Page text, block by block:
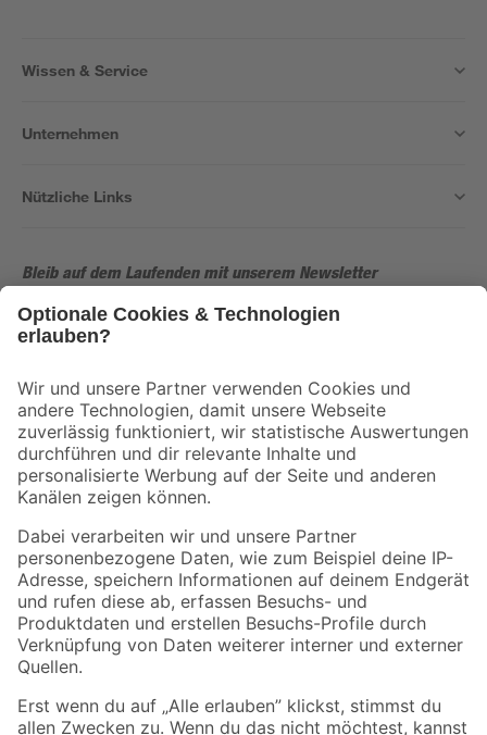
Wissen & Service
Unternehmen
Nützliche Links
Bleib auf dem Laufenden mit unserem Newsletter
Der toom Newsletter: Keine Angebote und Aktionen mehr verpassen!
Folge uns
Zahlungsarten Versandarten
Sicher einkaufen
Jetzt die toom-App herunterladen